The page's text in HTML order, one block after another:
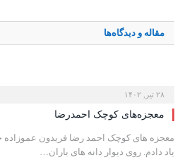
مقاله و دیدگاه‌ها
۲۸ تیر, ۱۴۰۲
معجزه‌های کوچک احمدرضا
معجزه های کوچک احمد رضا فریدون عموزاده
یاد دادم. روی دیوار دانه های باران…